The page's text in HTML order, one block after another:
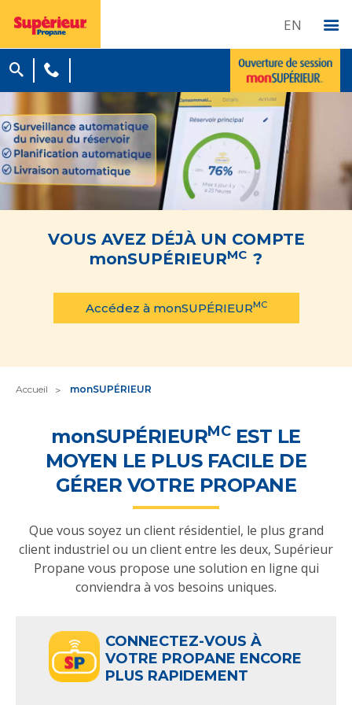
EN
VOUS AVEZ DÉJÀ UN COMPTE
monSUPÉRIEURMC ?
Accédez à monSUPÉRIEURMC
Accueil monSUPÉRIEUR
monSUPÉRIEURMCEST LE
MOYEN LE PLUS FACILE DE
GÉRER VOTRE PROPANE
Que vous soyez un client résidentiel, le plus grand
client industriel ou un client entre les deux, Supérieur
Propane vous propose une solution en ligne qui
conviendra à vos besoins uniques.
CONNECTEZ-VOUS À
VOTRE PROPANE ENCORE
PLUS RAPIDEMENT